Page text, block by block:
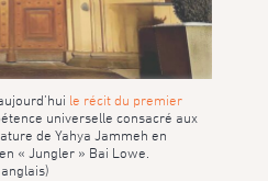
le récit du premier
universelle consacré aux
de Yahya Jammeh en
« Jungler » Bai Lowe.